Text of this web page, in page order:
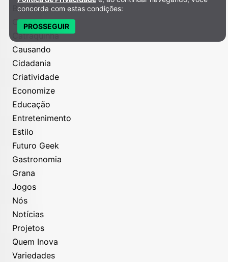
Bem-Estar
Carreira
Catraquinha
Causando
Cidadania
Criatividade
Economize
Educação
Entretenimento
Estilo
Futuro Geek
Gastronomia
Grana
Jogos
Nós
Notícias
Projetos
Quem Inova
Variedades
concorda com estas condições:
PROSSEGUIR